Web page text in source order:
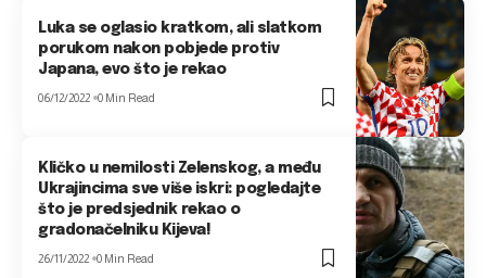
Luka se oglasio kratkom, ali slatkom
porukom nakon pobjede protiv
Japana, evo što je rekao
06/12/2022 0 Min Read
Kličko u nemilosti Zelenskog, a među
Ukrajincima sve više iskri: pogledajte
što je predsjednik rekao o
gradonačelniku Kijeva!
26/11/2022 0 Min Read